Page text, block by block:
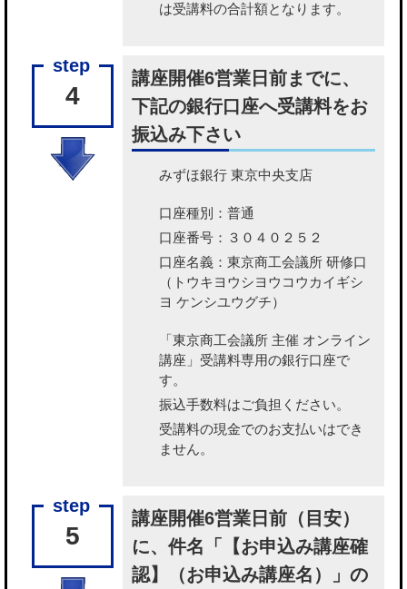
は受講料の合計額となります。
4
講座開催6営業日前までに、
下記の銀行口座へ受講料をお
振込み下さい
みずほ銀行 東京中央支店
口座種別：普通
口座番号：３０４０２５２
口座名義：東京商工会議所 研修口
（トウキヨウシヨウコウカイギシ
ヨ ケンシユウグチ）
「東京商工会議所 主催 オンライン
講座」受講料専用の銀行口座で
す。
振込手数料はご負担ください。
受講料の現金でのお支払いはでき
ません。
5
講座開催6営業日前（目安）
に、件名「【お申込み講座確
認】（お申込み講座名）」の